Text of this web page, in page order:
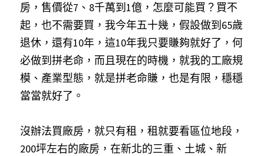
房，售價從7、8千萬到1億，怎麼可能買？買不
起，也不需要買，我今年五十幾，假設做到65歲
退休，還有10年，這10年我只要賺夠就好了，何
必做到拼老命，而且現在的時機，就我的工廠規
模、產業型態，就是拼老命賺，也是有限，穩穩
當當就好了。
沒辦法買廠房，就只有租，租就要看區位地段，
200坪左右的廠房，在新北的三重、土城、新